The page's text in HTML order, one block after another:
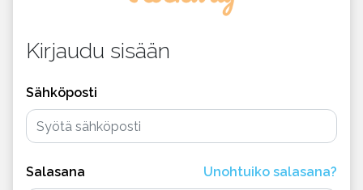
Kirjaudu sisään
Sähköposti
Salasana Unohtuiko salasana?